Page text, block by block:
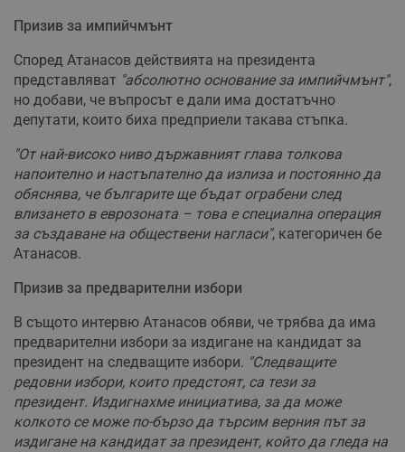
Призив за импийчмънт
Според Атанасов действията на президента
представляват "абсолютно основание за импийчмънт",
но добави, че въпросът е дали има достатъчно
депутати, които биха предприели такава стъпка.
"От най-високо ниво държавният глава толкова
напоително и настъпателно да излиза и постоянно да
обяснява, че българите ще бъдат ограбени след
влизането в еврозоната – това е специална операция
за създаване на обществени нагласи", категоричен бе
Атанасов.
Призив за предварителни избори
В същото интервю Атанасов обяви, че трябва да има
предварителни избори за издигане на кандидат за
президент на следващите избори. "Следващите
редовни избори, които предстоят, са тези за
президент. Издигнахме инициатива, за да може
колкото се може по-бързо да търсим верния път за
издигане на кандидат за президент, който да гледа на